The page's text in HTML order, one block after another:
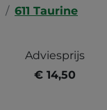
611 Taurine
Adviesprijs
€ 14,50